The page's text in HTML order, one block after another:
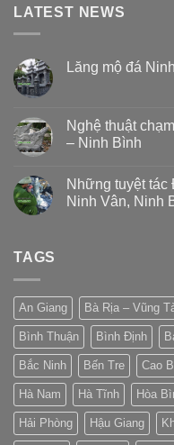
LATEST NEWS
Lăng mộ đá
Nghệ thuật
– Ninh Bình
Những tuyệt tác
Ninh Vân, Ninh
TAGS
An Giang Bà Rịa – Vũng
Bình Thuận Bình Định
Bắc Ninh Bến Tre Cao
Hà Nam Hà Tĩnh Hòa
Hải Phòng Hậu Giang